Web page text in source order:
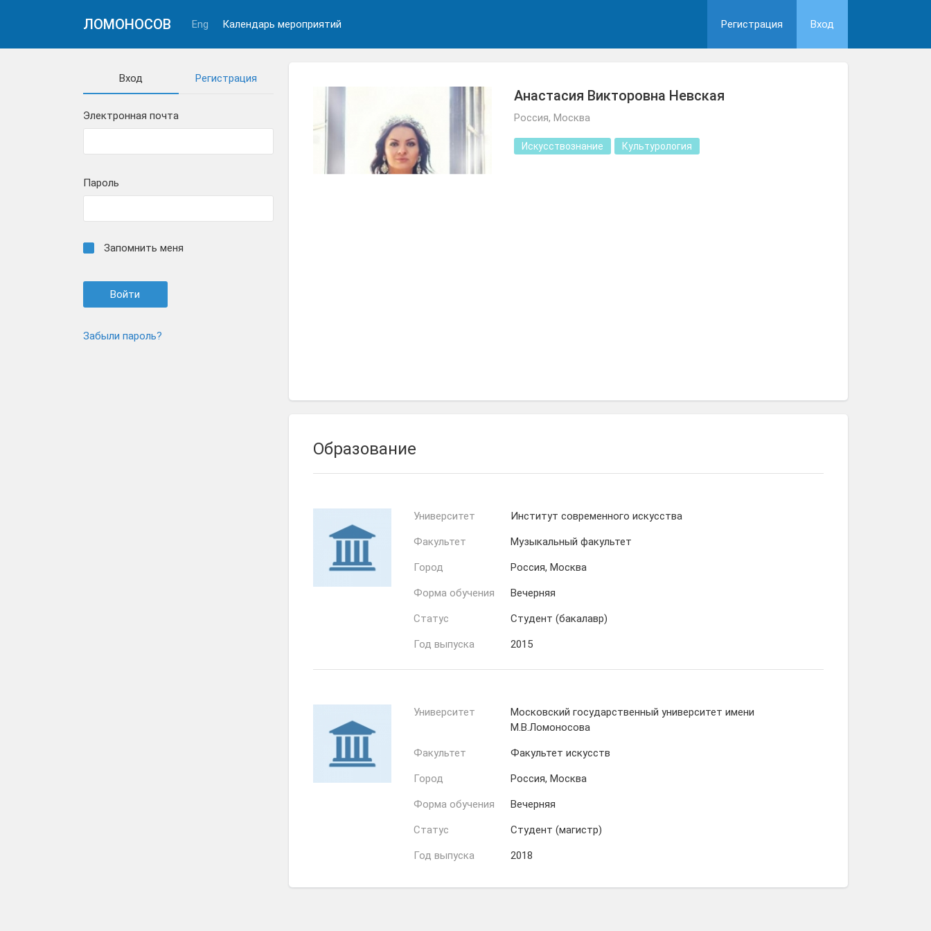
ЛОМОНОСОВ Eng Календарь мероприятий Регистрация Вход
Вход Регистрация
Электронная почта
Пароль
Запомнить меня
Забыли пароль?
Анастасия Викторовна Невская
Россия, Москва
Искусствознание Культурология
Образование
Университет Институт современного искусства
Факультет Музыкальный факультет
Город Россия, Москва
Форма обучения Вечерняя
Статус Студент (бакалавр)
Год выпуска 2015
Университет
Московский государственный университет имени
М.В.Ломоносова
Факультет Факультет искусств
Город Россия, Москва
Форма обучения Вечерняя
Статус Студент (магистр)
Год выпуска 2018